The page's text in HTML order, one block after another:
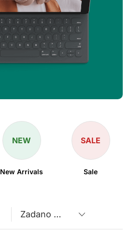
NEW
New Arrivals
SALE
Sale